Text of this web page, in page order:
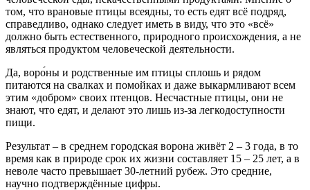
том, что врановые птицы всеядны, то есть едят всё подряд,
справедливо, однако следует иметь в виду, что это «всё»
должно быть естественного, природного происхождения, а не
являться продуктом человеческой деятельности.
Да, воро́ны и родственные им птицы сплошь и рядом
питаются на свалках и помойках и даже выкармливают всем
этим «добром» своих птенцов. Несчастные птицы, они не
знают, что едят, и делают это лишь из-за легкодоступности
пищи.
Результат – в среднем городская ворона живёт 2 – 3 года, в то
время как в природе срок их жизни составляет 15 – 25 лет, а в
неволе часто превышает 30-летний рубеж. Это средние,
научно подтверждённые цифры.